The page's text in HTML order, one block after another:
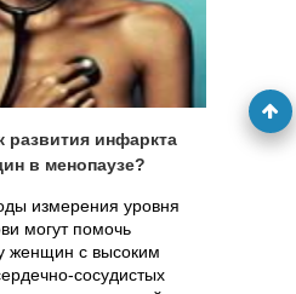
развития инфаркта
в менопаузе?
измерения уровня
могут помочь
женщин с высоким
сосудистых